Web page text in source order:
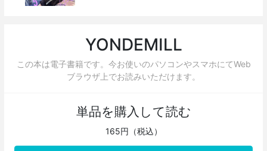
YONDEMILL
この本は電子書籍です。今お使いのパソコンやスマホにてWeb
ブラウザ上でお読みいただけます。
単品を購入して読む
165円（税込）